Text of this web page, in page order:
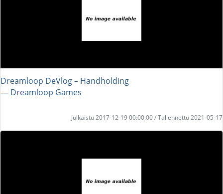
Dreamloop DeVlog – Handholding
― Dreamloop Games
Julkaistu 2017-12-19 00:00:00 / Tallennettu 2021-05-17